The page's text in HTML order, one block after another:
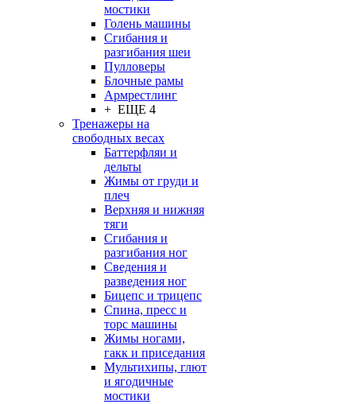
мостики
Голень машины
Сгибания и
разгибания шеи
Пулловеры
Блочные рамы
Армрестлинг
+ ЕЩЕ 4
Тренажеры на
свободных весах
Баттерфляи и
дельты
Жимы от груди и
плеч
Верхняя и нижняя
тяги
Сгибания и
разгибания ног
Сведения и
разведения ног
Бицепс и трицепс
Спина, пресс и
торс машины
Жимы ногами,
гакк и приседания
Мультихипы, глют
и ягодичные
мостики